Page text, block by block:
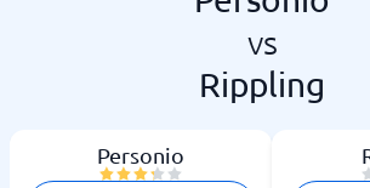
vs
Rippling
Personio